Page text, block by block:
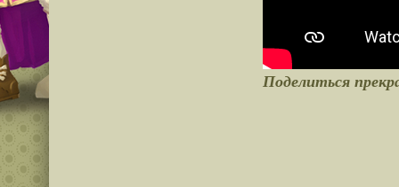
Поделиться